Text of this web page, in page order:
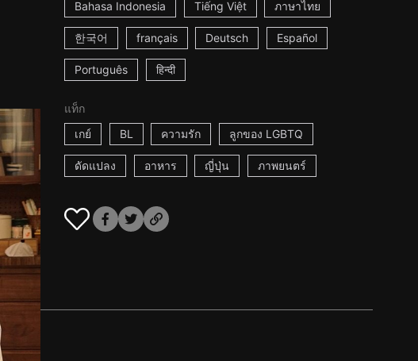
Bahasa Indonesia Tiếng Việt ภาษาไทย
한국어 français Deutsch Español
Português हिन्दी
แท็ก
เกย์
BL ความรัก ลูกของ LGBTQ
ดัดแปลง อาหาร ญี่ปุ่น ภาพยนตร์